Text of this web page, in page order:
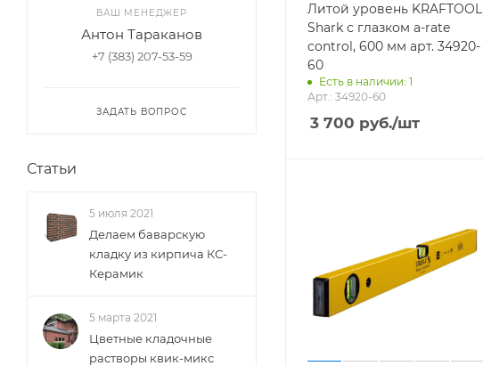
Литой уровень KRAFTOOL
Shark с глазком a-rate
control, 600 мм арт. 34920-
60
Есть в наличии: 1
Арт.: 34920-60
3 700 руб./шт
ВАШ МЕНЕДЖЕР
Антон Тараканов
+7 (383) 207-53-59
ЗАДАТЬ ВОПРОС
Статьи
5 июля 2021
Делаем баварскую
кладку из кирпича КС-
Керамик
5 марта 2021
Цветные кладочные
растворы квик-микс